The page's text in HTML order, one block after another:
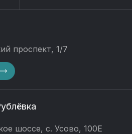
проспект, 1/7
шоссе, с. Усово, 100Е